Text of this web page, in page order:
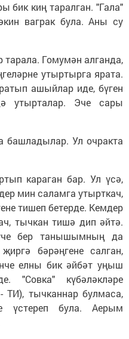
бик киң таралган. "Гала"
ваграк була. Аны су
тарала. Гомумән алганда,
утыртырга ярата.
ашыйлар иде, бүген
утырталар. Эче сары
башладылар. Ул очракта
караган бар. Ул үсә,
мин саламга утырткач,
тишеп бетерде. Кемдер
тычкан тишә дип әйтә.
бер танышымның да
бәрәңгене салган,
елны бик әйбәт уңыш
"Совка" күбәләкләре
ТИ), тычканнар булмаса,
үстереп була. Аерым